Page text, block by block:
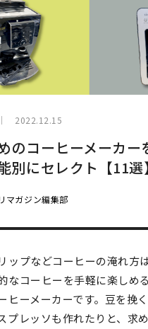
2022.12.15
のコーヒーメーカー
別にセレクト【11選】
マガジン編集部
ップなどコーヒーの淹れ方
なコーヒーを手軽に楽しめ
ヒーメーカーです。豆を挽
プレッソも作れたりと、求